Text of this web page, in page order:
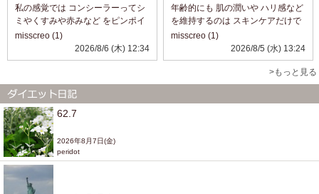
私の感覚では コンシーラーってシ
ミやくすみや赤みなど をピンポイ
ントで塗ってカバーする 事以外使
ってこなかったのですが コチラは
カバーというか メイクにプラス感
色...
misscreo (1)
2026/8/6 (木) 12:34
MEDISPA PDRN
年齢的にも 肌の潤いや ハリ感など
を維持するのは スキンケアだけで
は 老化の症状に太刀打ちできない
ので このようなサプリメントは あ
りがたいですね。 インナーケアも
一緒にやってみたい方など に...
misscreo (1)
2026/8/5 (水) 13:24
>もっと見る
62.7
2026年8月7日(金)
peridot